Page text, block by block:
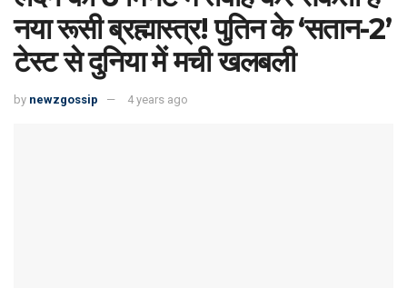
नया रूसी ब्रह्मास्त्र! पुतिन के ‘सतान-2’
टेस्‍ट से दुनिया में मची खलबली
by newzgossip 4 years ago